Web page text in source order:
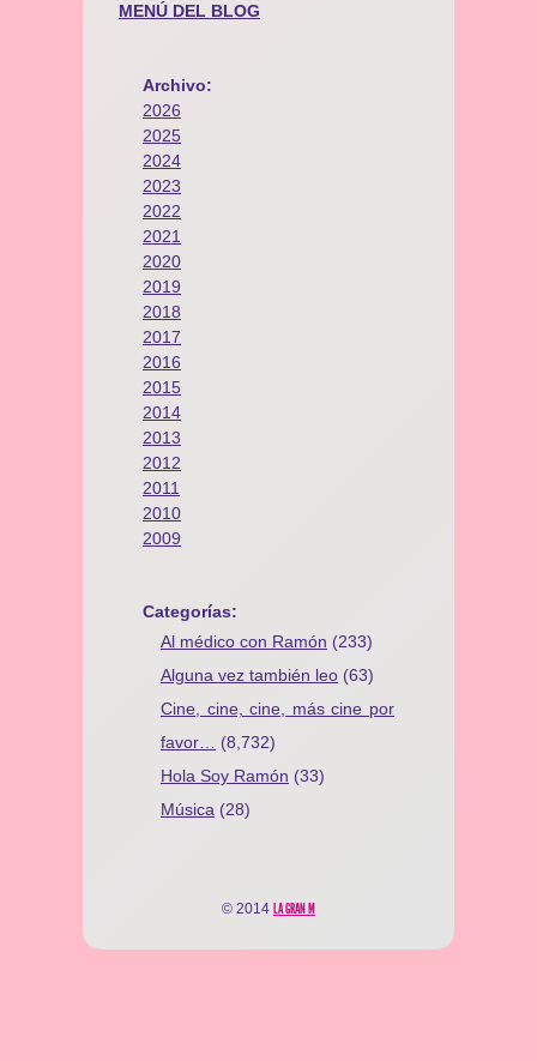
MENÚ DEL BLOG
Archivo:
2026
2025
2024
2023
2022
2021
2020
2019
2018
2017
2016
2015
2014
2013
2012
2011
2010
2009
Categorías:
Al médico con Ramón (233)
Alguna vez también leo (63)
Cine, cine, cine, más cine por
favor…
(8,732)
Hola Soy Ramón (33)
Música (28)
© 2014 LA GRAN M